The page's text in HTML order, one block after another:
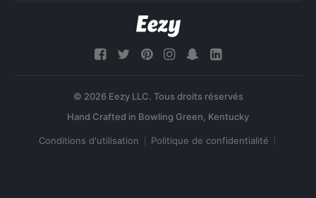
© 2026 Eezy LLC. Tous droits réservés
Conditions d'utilisation Politique de confidentialité